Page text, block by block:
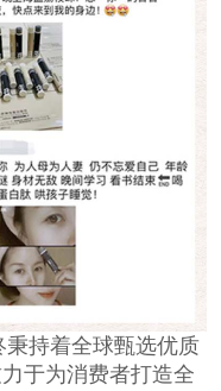
持着全球甄选优质
于为消费者打造全